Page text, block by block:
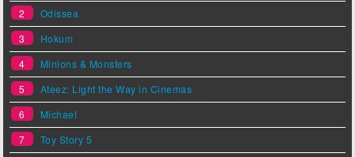
2
Odissea
3
Hokum
4
Minions & Monsters
5
Ateez: Light the Way in Cinemas
6
Michael
7
Toy Story 5